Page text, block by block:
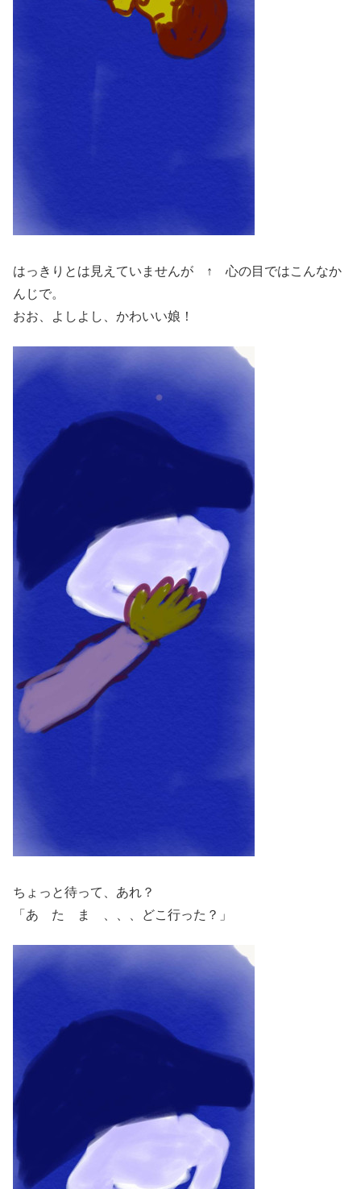
はっきりとは見えていませんが ↑ 心の目ではこんなか
んじで。
おお、よしよし、かわいい娘！
ちょっと待って、あれ？
「あ た ま 、、、どこ行った？」